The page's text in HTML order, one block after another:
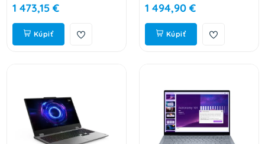
W11H / Black / 2R 9S7-
17L791-026
1 473,15 €
Kúpiť
2R 83JE01C4CK
1 494,90 €
Kúpiť